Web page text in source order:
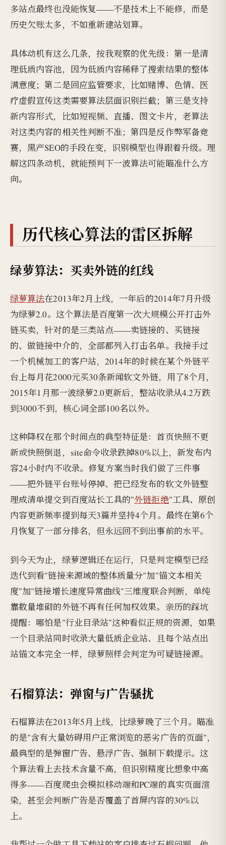
多站点最终也没能恢复——不是技术上不能修，而是
历史欠账太多，不如重新建站划算。
具体动机有这么几条，按我观察的优先级：第一是清
理低质内容池，因为低质内容稀释了搜索结果的整体
满意度；第二是回应监管要求，比如赌博、色情、医
疗虚假宣传这类需要算法层面识别拦截；第三是支持
新内容形式，比如短视频、直播、图文卡片，老算法
对这类内容的相关性判断不准；第四是反作弊军备竞
赛，黑产SEO的手段在变，识别模型也得跟着升级。理
解这四条动机，就能预判下一波算法可能瞄准什么方
向。
历代核心算法的雷区拆解
绿萝算法：买卖外链的红线
绿萝算法在2013年2月上线，一年后的2014年7月升级
为绿萝2.0。这个算法是百度第一次大规模公开打击外
链买卖，针对的是三类站点——卖链接的、买链接
的、做链接中介的，全部都列入打击名单。我接手过
一个机械加工的客户站，2014年的时候在某个外链平
台上每月花2000元买30条新闻软文外链，用了8个月，
2015年1月那一波绿萝2.0更新后，整站收录从4.2万跌
到3000不到，核心词全部100名以外。
这种降权在那个时间点的典型特征是：首页快照不更
新或快照倒退，site命令收录跌掉80%以上，新发布内
容24小时内不收录。修复方案当时我们做了三件事
——把外链平台账号停掉、把已经发布的软文外链整
理成清单提交到百度站长工具的"外链拒绝"工具、原创
内容更新频率提到每天3篇并坚持4个月。最终在第6个
月恢复了一部分排名，但永远回不到出事前的水平。
到今天为止，绿萝逻辑还在运行，只是判定模型已经
迭代到看"链接来源域的整体质量分"加"锚文本相关
度"加"链接增长速度异常曲线"三维度联合判断，单纯
靠数量堆砌的外链不再有任何加权效果。亲历的踩坑
提醒：哪怕是"行业目录站"这种看似正规的资源，如果
一个目录站同时收录大量低质企业站、且每个站点出
站锚文本完全一样，绿萝照样会判定为可疑链接源。
石榴算法：弹窗与广告骚扰
石榴算法在2013年5月上线，比绿萝晚了三个月。瞄准
的是"含有大量妨碍用户正常浏览的恶劣广告的页面"，
最典型的是弹窗广告、悬浮广告、强制下载提示。这
个算法看上去技术含量不高，但识别精度比想象中高
得多——百度爬虫会模拟移动端和PC端的真实页面渲
染，甚至会判断广告是否覆盖了首屏内容的30%以
上。